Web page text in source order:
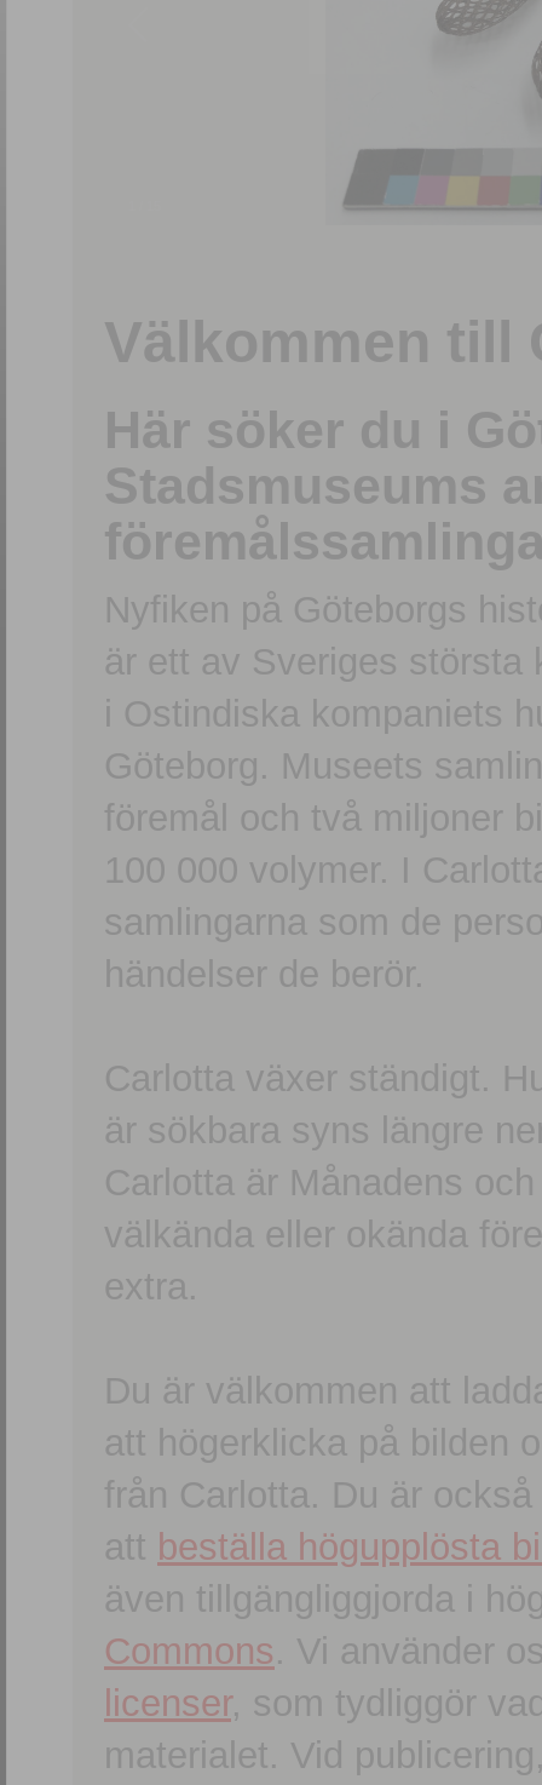
Välkommen till
Här söker du i
Stadsmuseums
Nyfiken på Göteborgs
är ett av Sveriges största
i Ostindiska kompaniets
Göteborg. Museets
föremål och två miljoner
100 000 volymer. I
samlingarna som de
händelser de berör.
Carlotta växer ständigt.
är sökbara syns längre
Carlotta är Månadens
välkända eller okända
extra.
Du är välkommen att
att högerklicka på bilden
från Carlotta. Du är
att beställa högupplösta
även tillgängliggjorda i
Commons. Vi använder
licenser, som tydliggör
materialet. Vid